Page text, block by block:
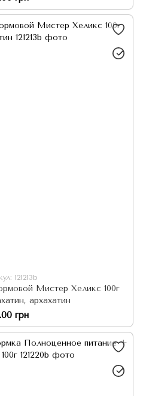
121213b
Мистер Хеликс 100г
архахатин
грн